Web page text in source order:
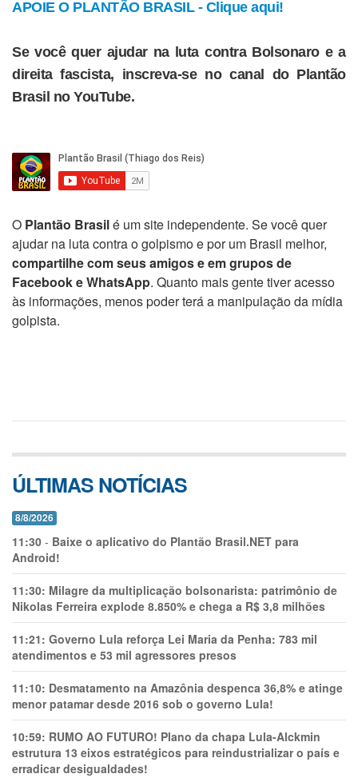
APOIE O PLANTÃO BRASIL - Clique aqui!
Se você quer ajudar na luta contra Bolsonaro e a
direita fascista, inscreva-se no canal do Plantão
Brasil no YouTube.
O Plantão Brasilé um site independente. Se você quer
ajudar na luta contra o golpismo e por um Brasil melhor,
compartilhe com seus amigos e em grupos de
Facebook e WhatsApp. Quanto mais gente tiver acesso
às informações, menos poder terá a manipulação da mídia
golpista.
ÚLTIMAS NOTÍCIAS
8/8/2026
11:30 - Baixe o aplicativo do Plantão Brasil.NET para
Android!
11:30: Milagre da multiplicação bolsonarista: patrimônio de
Nikolas Ferreira explode 8.850% e chega a R$ 3,8 milhões
11:21: Governo Lula reforça Lei Maria da Penha: 783 mil
atendimentos e 53 mil agressores presos
11:10: Desmatamento na Amazônia despenca 36,8% e atinge
menor patamar desde 2016 sob o governo Lula!
10:59: RUMO AO FUTURO! Plano da chapa Lula-Alckmin
estrutura 13 eixos estratégicos para reindustrializar o país e
erradicar desigualdades!